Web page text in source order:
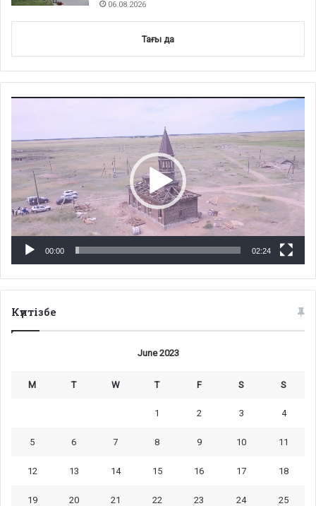
06.08.2026
Тағы да
00:00 02:24
Күнтізбе
June 2023
M T W T F S S
1 2 3 4
5 6 7 8 9 10 11
12 13 14 15 16 17 18
19 20 21 22 23 24 25